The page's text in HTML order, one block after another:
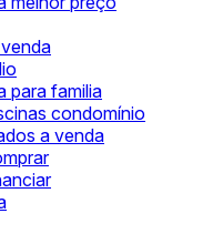
para familia
condomínio
a venda